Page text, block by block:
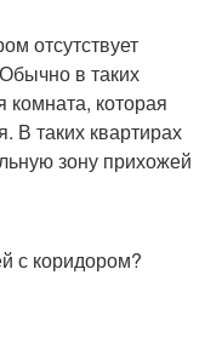
отсутствует
в таких
комната, которая
В таких квартирах
зону прихожей
с коридором?